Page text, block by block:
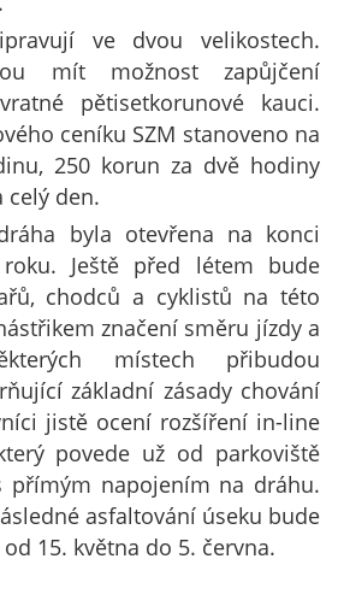
ve dvou velikostech.
mít možnost zapůjčení
pětisetkorunové kauci.
ceníku SZM stanoveno na
250 korun za dvě hodiny
celý den.
byla otevřena na konci
Ještě před létem bude
chodců a cyklistů na této
značení směru jízdy a
místech přibudou
základní zásady chování
jistě ocení rozšíření in-line
povede už od parkoviště
přímým napojením na dráhu.
asfaltování úseku bude
15. května do 5. června.